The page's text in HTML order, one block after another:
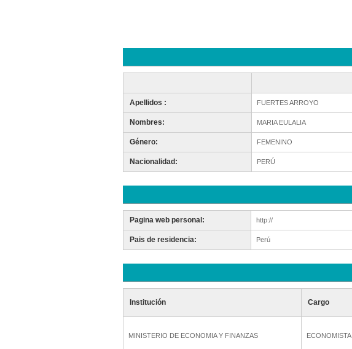
Apellidos : FUERTES ARROYO
Nombres: MARIA EULALIA
Género: FEMENINO
Nacionalidad: PERÚ
Pagina web personal: http://
Pais de residencia: Perú
Institución Cargo
MINISTERIO DE ECONOMIA Y FINANZAS ECONOMISTA